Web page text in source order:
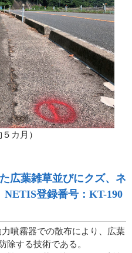
カ月）
広葉雑草並びにクズ、ネ
登録番号：KT-190
噴霧器での散布により、広葉
除する技術である。